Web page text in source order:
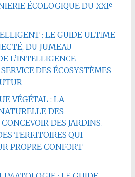
ÉCOLOGIQUE DU XXIᵉ
: LE GUIDE ULTIME
DU JUMEAU
L’INTELLIGENCE
DES ÉCOSYSTÈMES
VÉGÉTAL : LA
DES
DES JARDINS,
TERRITOIRES QUI
PROPRE CONFORT